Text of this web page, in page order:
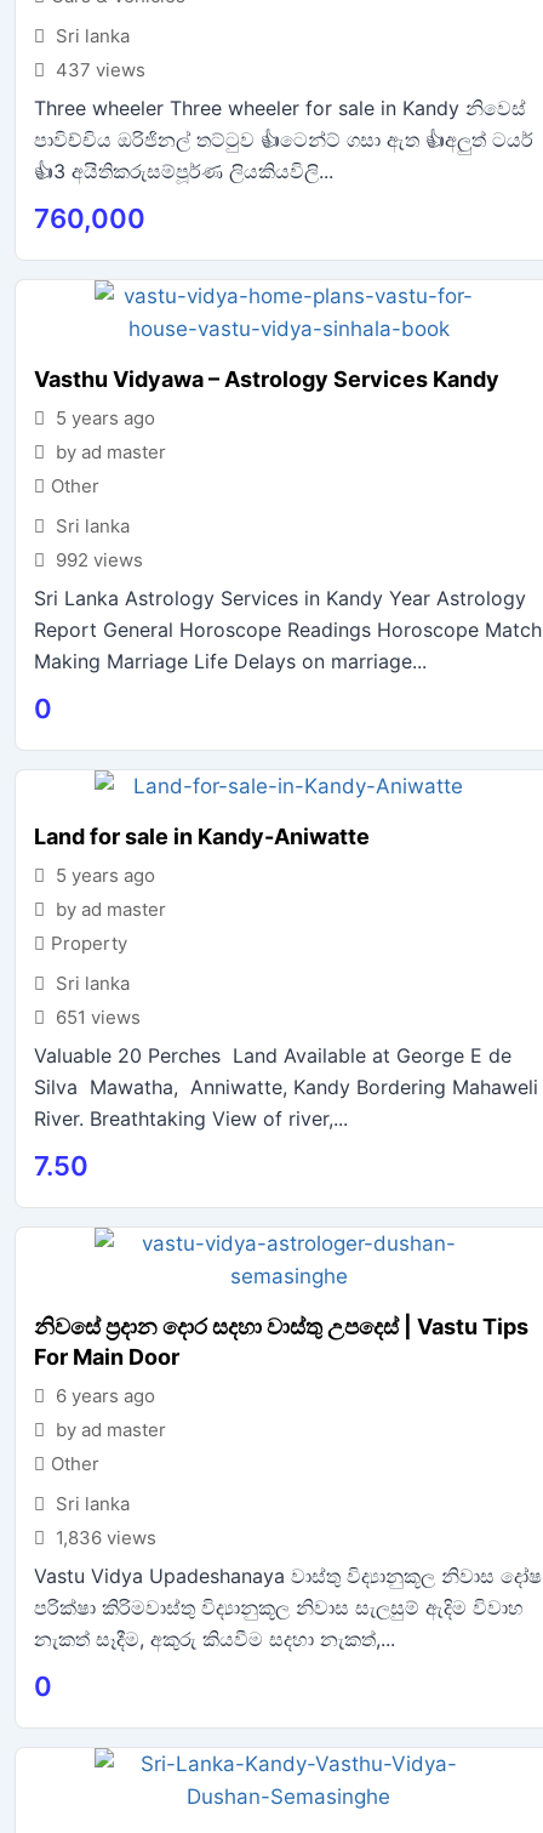
Sri lanka
437 views
Three wheeler Three wheeler for sale in Kandy නිවෙස්
පාවිච්චිය ඔරිජිනල් තට්ටුව 👍ටෙන්ට් ගසා ඇත 👍අලුත් ටයර්
👍3 අයිතිකරුසම්පූර්ණ ලියකියවිලි...
760,000
Vasthu Vidyawa – Astrology Services Kandy
5 years ago
by ad master
Other
Sri lanka
992 views
Sri Lanka Astrology Services in Kandy Year Astrology
Report General Horoscope Readings Horoscope Match
Making Marriage Life Delays on marriage...
0
Land for sale in Kandy-Aniwatte
5 years ago
by ad master
Property
Sri lanka
651 views
Valuable 20 Perches Land Available at George E de
Silva Mawatha, Anniwatte, Kandy Bordering Mahaweli
River. Breathtaking View of river,...
7.50
නිවසේ ප්‍රදාන දොර සදහා වාස්තු උපදෙස් | Vastu Tips
For Main Door
6 years ago
by ad master
Other
Sri lanka
1,836 views
Vastu Vidya Upadeshanaya වාස්තු විද්‍යානුකූල නිවාස දෝෂ
පරික්ෂා කිරිමවාස්තු විද්‍යානුකූල නිවාස සැලසුම් ඇදිම විවාහ
නැකත් සෑදීම, අකුරු කියවීම සදහා නැකත්,...
0